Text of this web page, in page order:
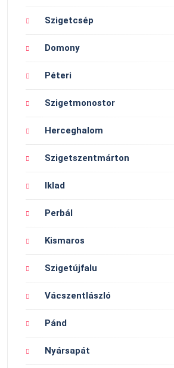
Szigetcsép
Domony
Péteri
Szigetmonostor
Herceghalom
Szigetszentmárton
Iklad
Perbál
Kismaros
Szigetújfalu
Vácszentlászló
Pánd
Nyársapát